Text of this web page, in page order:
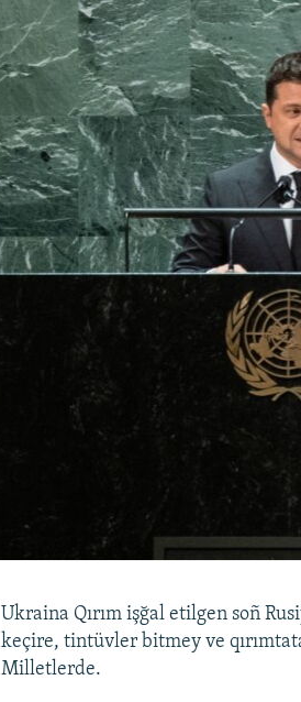
Ukraina Qırım işğal etilgen soñ
keçire, tintüvler bitmey ve
Milletlerde.